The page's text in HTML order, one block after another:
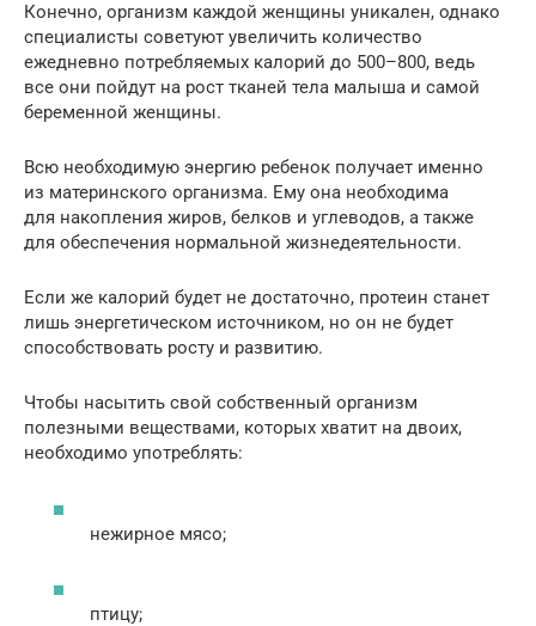
Конечно, организм каждой женщины уникален, однако
специалисты советуют увеличить количество
ежедневно потребляемых калорий до 500–800, ведь
все они пойдут на рост тканей тела малыша и самой
беременной женщины.
Всю необходимую энергию ребенок получает именно
из материнского организма. Ему она необходима
для накопления жиров, белков и углеводов, а также
для обеспечения нормальной жизнедеятельности.
Если же калорий будет не достаточно, протеин станет
лишь энергетическом источником, но он не будет
способствовать росту и развитию.
Чтобы насытить свой собственный организм
полезными веществами, которых хватит на двоих,
необходимо употреблять:
нежирное мясо;
птицу;